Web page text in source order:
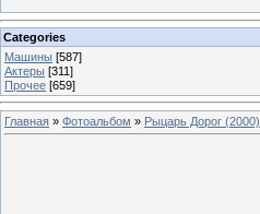
Categories
Машины [587]
Актеры [311]
Прочее [659]
Главная » Фотоальбом » Рыцарь Дорог (2000)